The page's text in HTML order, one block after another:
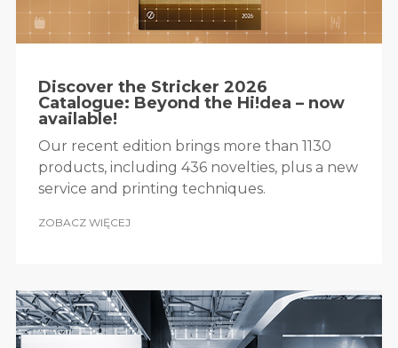
Discover the Stricker 2026
Catalogue: Beyond the Hi!dea – now
available!
Our recent edition brings more than 1130
products, including 436 novelties, plus a new
service and printing techniques.
ZOBACZ WIĘCEJ